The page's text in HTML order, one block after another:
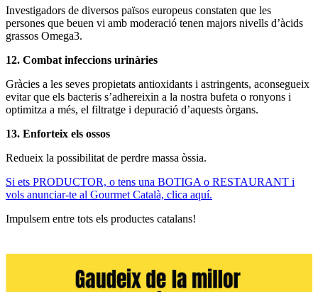
Investigadors de diversos països europeus constaten que les
persones que beuen vi amb moderació tenen majors nivells d’àcids
grassos Omega3.
12. Combat infeccions urinàries
Gràcies a les seves propietats antioxidants i astringents, aconsegueix
evitar que els bacteris s’adhereixin a la nostra bufeta o ronyons i
optimitza a més, el filtratge i depuració d’aquests òrgans.
13. Enforteix els ossos
Redueix la possibilitat de perdre massa òssia.
Si ets PRODUCTOR, o tens una BOTIGA o RESTAURANT i
vols anunciar-te al Gourmet Català, clica aquí.
Impulsem entre tots els productes catalans!